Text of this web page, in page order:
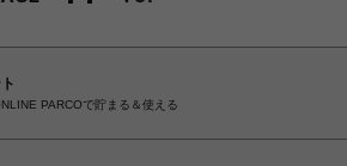
PARCOで貯まる＆使える